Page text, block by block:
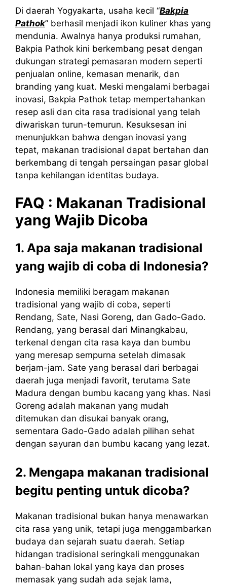
Di daerah Yogyakarta, usaha kecil “Bakpia
Pathok” berhasil menjadi ikon kuliner khas yang
mendunia. Awalnya hanya produksi rumahan,
Bakpia Pathok kini berkembang pesat dengan
dukungan strategi pemasaran modern seperti
penjualan online, kemasan menarik, dan
branding yang kuat. Meski mengalami berbagai
inovasi, Bakpia Pathok tetap mempertahankan
resep asli dan cita rasa tradisional yang telah
diwariskan turun-temurun. Kesuksesan ini
menunjukkan bahwa dengan inovasi yang
tepat, makanan tradisional dapat bertahan dan
berkembang di tengah persaingan pasar global
tanpa kehilangan identitas budaya.
FAQ : Makanan Tradisional
yang Wajib Dicoba
1. Apa saja makanan tradisional
yang wajib di coba di Indonesia?
Indonesia memiliki beragam makanan
tradisional yang wajib di coba, seperti
Rendang, Sate, Nasi Goreng, dan Gado-Gado.
Rendang, yang berasal dari Minangkabau,
terkenal dengan cita rasa kaya dan bumbu
yang meresap sempurna setelah dimasak
berjam-jam. Sate yang berasal dari berbagai
daerah juga menjadi favorit, terutama Sate
Madura dengan bumbu kacang yang khas. Nasi
Goreng adalah makanan yang mudah
ditemukan dan disukai banyak orang,
sementara Gado-Gado adalah pilihan sehat
dengan sayuran dan bumbu kacang yang lezat.
2. Mengapa makanan tradisional
begitu penting untuk dicoba?
Makanan tradisional bukan hanya menawarkan
cita rasa yang unik, tetapi juga menggambarkan
budaya dan sejarah suatu daerah. Setiap
hidangan tradisional seringkali menggunakan
bahan-bahan lokal yang kaya dan proses
memasak yang sudah ada sejak lama,